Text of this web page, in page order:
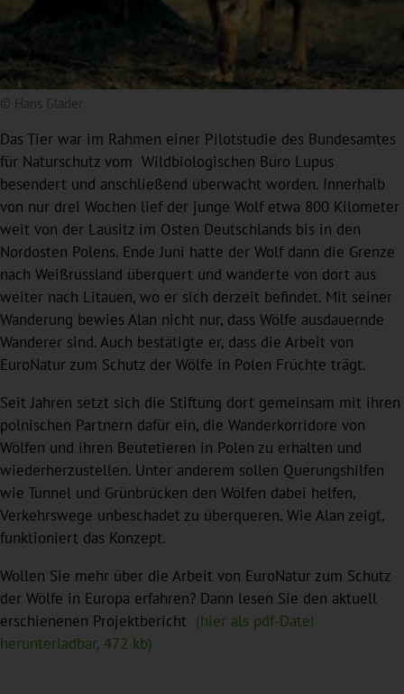
© Hans Glader
Das Tier war im Rahmen einer Pilotstudie des Bundesamtes
für Naturschutz vom Wildbiologischen Büro Lupus
besendert und anschließend überwacht worden. Innerhalb
von nur drei Wochen lief der junge Wolf etwa 800 Kilometer
weit von der Lausitz im Osten Deutschlands bis in den
Nordosten Polens. Ende Juni hatte der Wolf dann die Grenze
nach Weißrussland überquert und wanderte von dort aus
weiter nach Litauen, wo er sich derzeit befindet. Mit seiner
Wanderung bewies Alan nicht nur, dass Wölfe ausdauernde
Wanderer sind. Auch bestätigte er, dass die Arbeit von
EuroNatur zum Schutz der Wölfe in Polen Früchte trägt.
Seit Jahren setzt sich die Stiftung dort gemeinsam mit ihren
polnischen Partnern dafür ein, die Wanderkorridore von
Wölfen und ihren Beutetieren in Polen zu erhalten und
wiederherzustellen. Unter anderem sollen Querungshilfen
wie Tunnel und Grünbrücken den Wölfen dabei helfen,
Verkehrswege unbeschadet zu überqueren. Wie Alan zeigt,
funktioniert das Konzept.
Wollen Sie mehr über die Arbeit von EuroNatur zum Schutz
der Wölfe in Europa erfahren? Dann lesen Sie den aktuell
erschienenen Projektbericht (hier als pdf-Datei
herunterladbar, 472 kb)